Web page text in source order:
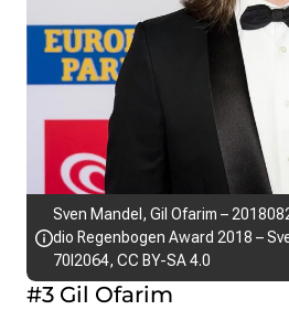
Sven Mandel, Gil Ofarim –
dio Regenbogen Award 2018 –
70I2064, CC BY-SA 4.0
#3 Gil Ofarim